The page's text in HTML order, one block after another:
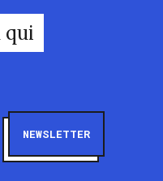
qui
NEWSLETTER